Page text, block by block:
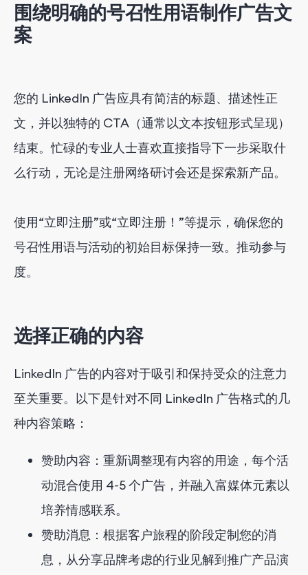
围绕明确的号召性用语制作广告文
案
您的 LinkedIn 广告应具有简洁的标题、描述性正
文，并以独特的 CTA（通常以文本按钮形式呈现）
结束。忙碌的专业人士喜欢直接指导下一步采取什
么行动，无论是注册网络研讨会还是探索新产品。
使用“立即注册”或“立即注册！”等提示，确保您的
号召性用语与活动的初始目标保持一致。推动参与
度。
选择正确的内容
LinkedIn 广告的内容对于吸引和保持受众的注意力
至关重要。以下是针对不同 LinkedIn 广告格式的几
种内容策略：
赞助内容：重新调整现有内容的用途，每个活
动混合使用 4-5 个广告，并融入富媒体元素以
培养情感联系。
赞助消息：根据客户旅程的阶段定制您的消
息，从分享品牌考虑的行业见解到推广产品演